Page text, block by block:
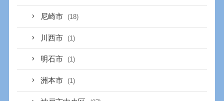
尼崎市 (18)
川西市 (1)
明石市 (1)
洲本市 (1)